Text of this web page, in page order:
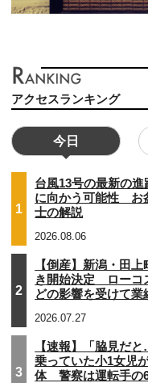
アクセスランキング
今日
1
台風13号の最新の
に向かう可能性 お
士の解説
2026.08.06
2
【倒産】新潟・田
き開始決定 ローコ
どの影響を受けて
2026.07.27
3
【速報】「脇見だ
乗っていた小1女児
体 警察は運転手の